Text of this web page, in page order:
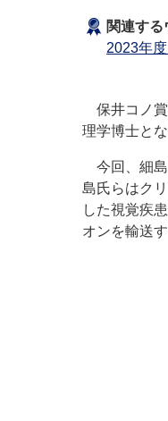
関連する
2023年
保井コノ賞
理学博士と
今回、細島
島氏らはク
した視覚疾
オンを輸送